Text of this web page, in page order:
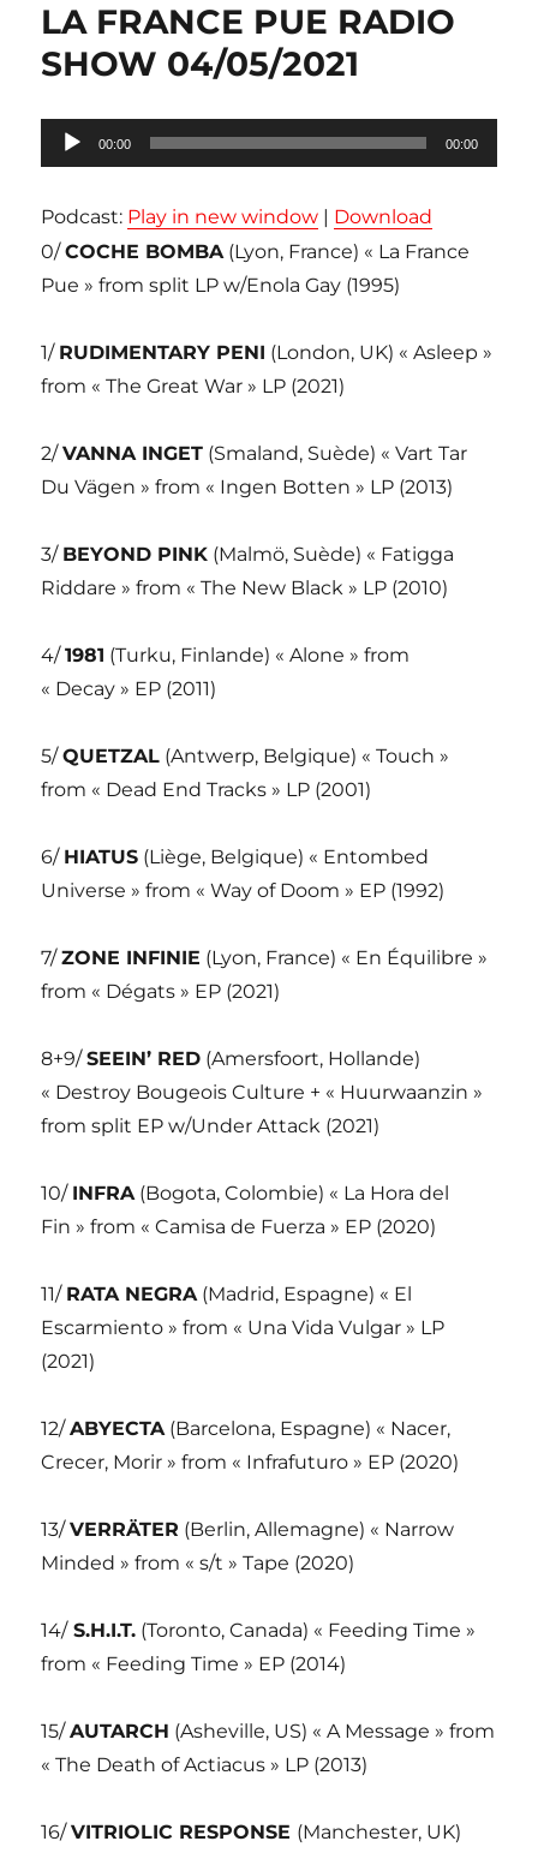
LA FRANCE PUE RADIO
SHOW 04/05/2021
Lecteur
audio
00:00 00:00
Podcast: Play in new window | Download
0/COCHE BOMBA(Lyon, France) « La France
Pue » from split LP w/Enola Gay (1995)
1/ RUDIMENTARY PENI (London, UK) « Asleep »
from « The Great War » LP (2021)
2/VANNA INGET (Smaland, Suède) « Vart Tar
Du Vägen » from « Ingen Botten » LP (2013)
3/ BEYOND PINK (Malmö, Suède) « Fatigga
Riddare » from « The New Black » LP (2010)
4/1981 (Turku, Finlande) « Alone » from
« Decay » EP (2011)
5/QUETZAL (Antwerp, Belgique) « Touch »
from « Dead End Tracks » LP (2001)
6/ HIATUS (Liège, Belgique) « Entombed
Universe » from « Way of Doom » EP (1992)
7/ZONE INFINIE (Lyon, France) « En Équilibre »
from « Dégats » EP (2021)
8+9/SEEIN’ RED (Amersfoort, Hollande)
« Destroy Bougeois Culture + « Huurwaanzin »
from split EP w/Under Attack (2021)
10/ INFRA(Bogota, Colombie) « La Hora del
Fin » from « Camisa de Fuerza » EP (2020)
11/ RATA NEGRA(Madrid, Espagne) « El
Escarmiento » from « Una Vida Vulgar » LP
(2021)
12/ABYECTA(Barcelona, Espagne) « Nacer,
Crecer, Morir » from « Infrafuturo » EP (2020)
13/VERRÄTER (Berlin, Allemagne) « Narrow
Minded » from « s/t » Tape (2020)
14/S.H.I.T. (Toronto, Canada) « Feeding Time »
from « Feeding Time » EP (2014)
15/AUTARCH (Asheville, US) « A Message » from
« The Death of Actiacus » LP (2013)
16/VITRIOLIC RESPONSE (Manchester, UK)